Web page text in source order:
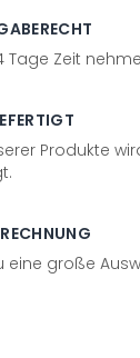
Tage Zeit
Produkte
eine große